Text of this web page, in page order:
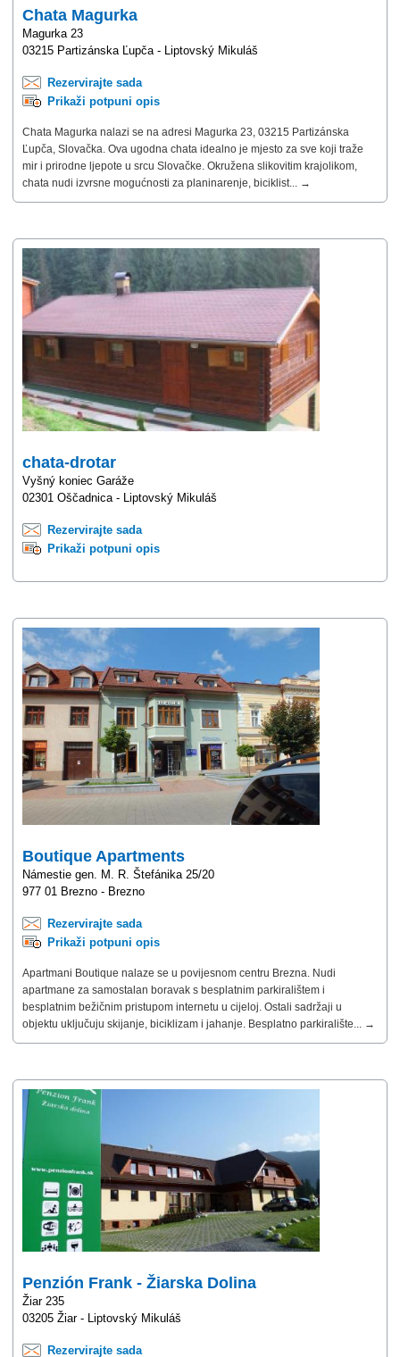
Chata Magurka
Magurka 23
03215 Partizánska Ľupča - Liptovský Mikuláš
Rezervirajte sada
Prikaži potpuni opis
Chata Magurka nalazi se na adresi Magurka 23, 03215 Partizánska
Ľupča, Slovačka. Ova ugodna chata idealno je mjesto za sve koji traže
mir i prirodne ljepote u srcu Slovačke. Okružena slikovitim krajolikom,
chata nudi izvrsne mogućnosti za planinarenje, biciklist... →
chata-drotar
Vyšný koniec Garáže
02301 Oščadnica - Liptovský Mikuláš
Rezervirajte sada
Prikaži potpuni opis
Boutique Apartments
Námestie gen. M. R. Štefánika 25/20
977 01 Brezno - Brezno
Rezervirajte sada
Prikaži potpuni opis
Apartmani Boutique nalaze se u povijesnom centru Brezna. Nudi
apartmane za samostalan boravak s besplatnim parkiralištem i
besplatnim bežičnim pristupom internetu u cijeloj. Ostali sadržaji u
objektu uključuju skijanje, biciklizam i jahanje. Besplatno parkiralište... →
Penzión Frank - Žiarska Dolina
Žiar 235
03205 Žiar - Liptovský Mikuláš
Rezervirajte sada